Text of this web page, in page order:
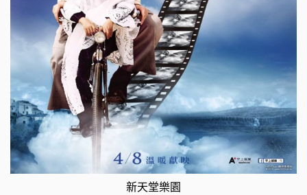
新天堂樂園